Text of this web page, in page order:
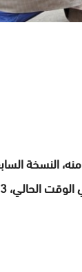
ينظم المغرب خلال الفترة الممتدة ما